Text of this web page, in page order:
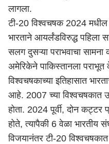
लागला.
टी-20 विश्वचषक 2024 मधील
भारताने आयर्लंडविरुद्ध पहिला
सलग दुसऱ्या पराभवाचा सामना
अमेरिकेने पाकिस्तानला
विश्वचषकाच्या इतिहासात
आहे. 2007 च्या विश्वचषकात
होता. 2024 पूर्वी, दोन कट्टर
होते, त्यापैकी 6 वेळा भारतीय
विजयानंतर टी-20 विश्वचषकात